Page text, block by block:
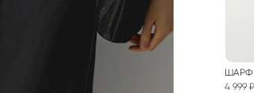
ШАРФ
4 999 ₽